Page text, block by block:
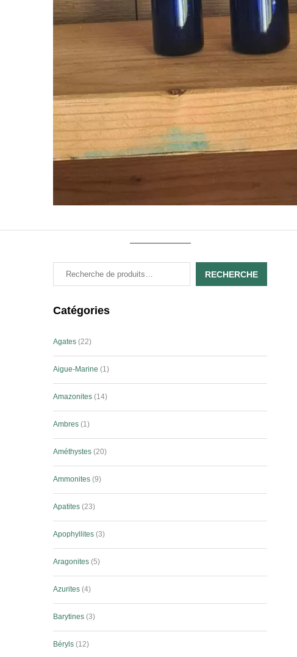
RECHERCHE
Catégories
Agates 22
Aigue-Marine 1
Amazonites 14
Ambres 1
Améthystes 20
Ammonites 9
Apatites 23
Apophyllites 3
Aragonites 5
Azurites 4
Barytines 3
Béryls 12